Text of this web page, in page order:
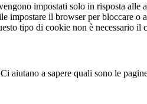
impostati solo in risposta alle
impostare il browser per bloccare o
tipo di cookie non è necessario il
aiutano a sapere quali sono le